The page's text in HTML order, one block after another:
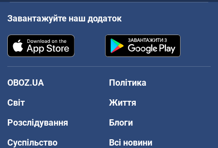
Завантажуйте наш додаток
OBOZ.UA
Політика
Світ
Життя
Розслідування
Блоги
Суспільство
Всі новини